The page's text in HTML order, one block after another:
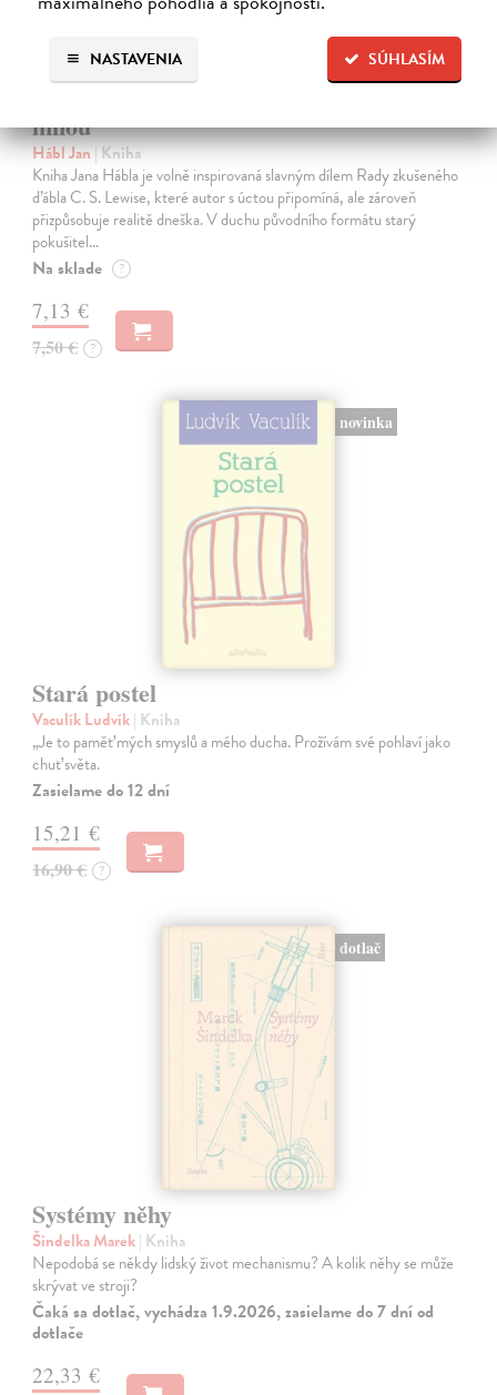
SÚHLASÍM
NASTAVENIA
mnou
Hábl Jan| Kniha
Kniha Jana Hábla je volně inspirovaná slavným dílem Rady zkušeného
ďábla C. S. Lewise, které autor s úctou připomíná, ale zároveň
přizpůsobuje realitě dneška. V duchu původního formátu starý
pokušitel…
Na sklade ?
7,13 €
7,50 € ?
novinka
Stará postel
Vaculík Ludvík| Kniha
„Je to paměť mých smyslů a mého ducha. Prožívám své pohlaví jako
chuť světa.
Zasielame do 12 dní
15,21 €
16,90 € ?
dotlač
Systémy něhy
Šindelka Marek| Kniha
Nepodobá se někdy lidský život mechanismu? A kolik něhy se může
skrývat ve stroji?
Čaká sa dotlač, vychádza 1.9.2026, zasielame do 7 dní od
dotlače
22,33 €